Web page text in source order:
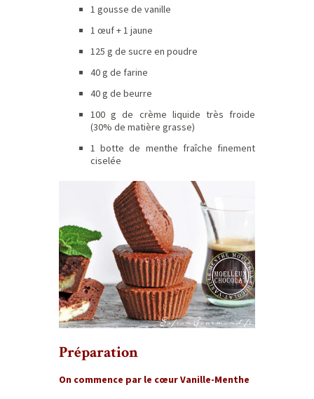
1 gousse de vanille
1 œuf + 1 jaune
125 g de sucre en poudre
40 g de farine
40 g de beurre
100 g de crème liquide très froide
(30% de matière grasse)
1 botte de menthe fraîche finement
ciselée
Préparation
On commence par le cœur Vanille-Menthe